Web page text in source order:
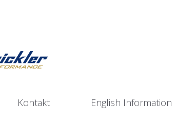
Kontakt English Information